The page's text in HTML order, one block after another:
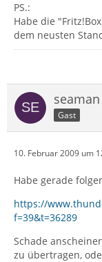
PS.:
Habe die
dem neusten
seaman
Gast
10. Februar 2009 um
Habe gerade
https://
f=39&t=36289
Schade
zu übertragen,